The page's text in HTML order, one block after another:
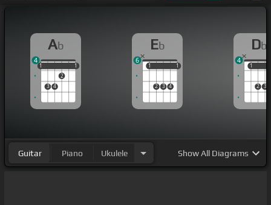
[Ebm]abrigo
Ab
1
3 4
2
1
1 1
4
Eb
1
2 3 4
1
1 1
6
Db
1
2 3
1
4
Guitar Piano Ukulele ShowAll Diagrams